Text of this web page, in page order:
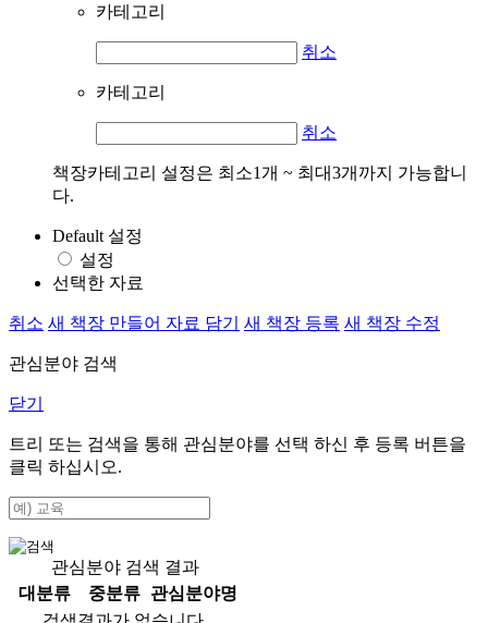
카테고리
취소
카테고리
취소
책장카테고리 설정은 최소1개 ~ 최대3개까지 가능합니
다.
Default 설정
설정
선택한 자료
취소 새 책장 만들어 자료 담기 새 책장 등록 새 책장 수정
관심분야 검색
닫기
트리 또는 검색을 통해 관심분야를 선택 하신 후 등록 버튼을
클릭 하십시오.
관심분야 검색 결과
대분류
중분류
관심분야명